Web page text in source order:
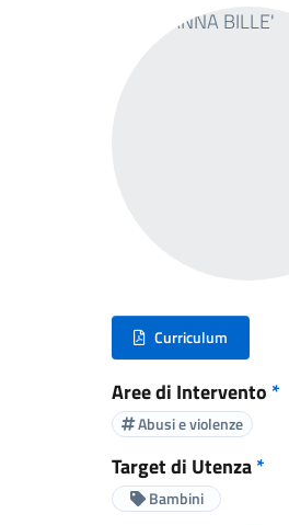
Curriculum
(nuova scheda - new tab)
Aree di Intervento *
Abusi e violenze
Target di Utenza*
Bambini